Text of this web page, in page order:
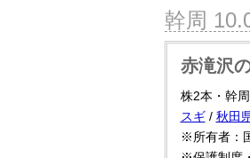
幹周
赤滝沢
株2本・幹
スギ/ 秋田
※所有者：